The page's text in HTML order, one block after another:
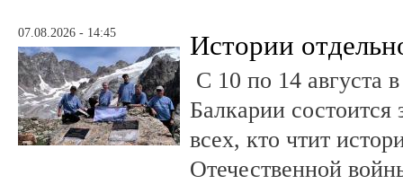
07.08.2026 - 14:45 Истории
С 10 по 14 августа
Балкарии состоится
всех, кто чтит
Отечественной